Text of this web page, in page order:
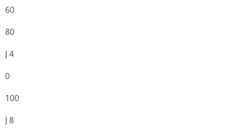
60
80
J 4
0
100
J 8